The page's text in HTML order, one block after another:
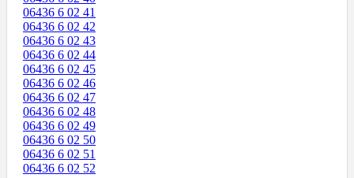
06436 6 02 41
06436 6 02 42
06436 6 02 43
06436 6 02 44
06436 6 02 45
06436 6 02 46
06436 6 02 47
06436 6 02 48
06436 6 02 49
06436 6 02 50
06436 6 02 51
06436 6 02 52